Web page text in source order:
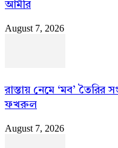
আমীর
August 7, 2026
রাস্তায় নেমে ‘মব’ তৈরির
ফখরুল
August 7, 2026